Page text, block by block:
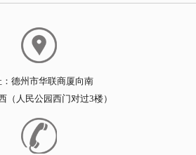
：德州市华联商厦向南
（人民公园西门对过3楼）